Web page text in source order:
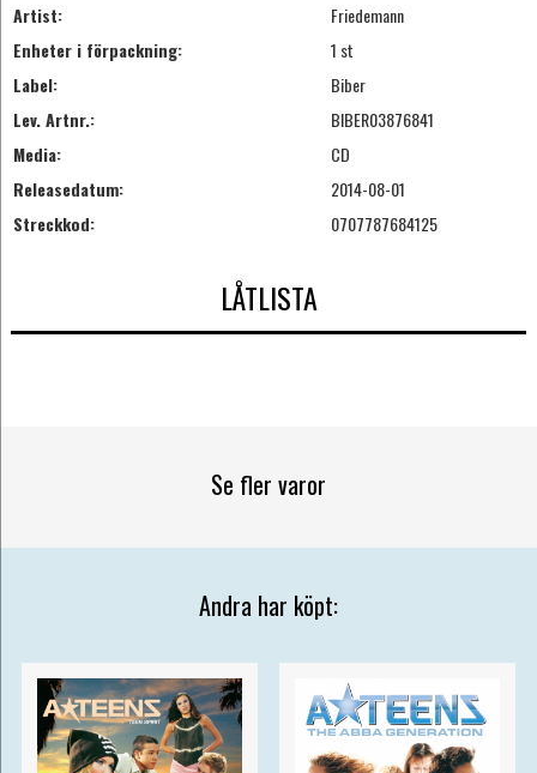
Artist:
Friedemann
Enheter i förpackning:
1 st
Label:
Biber
Lev. Artnr.:
BIBER03876841
Media:
CD
Releasedatum:
2014-08-01
Streckkod:
0707787684125
LÅTLISTA
Se fler varor
Andra har köpt: